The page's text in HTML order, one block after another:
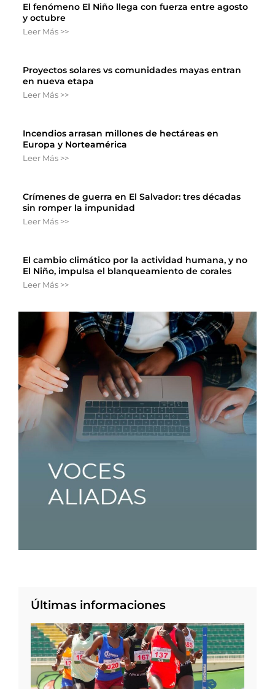
El fenómeno El Niño llega con fuerza entre agosto
y octubre
Leer Más >>
Proyectos solares vs comunidades mayas entran
en nueva etapa
Leer Más >>
Incendios arrasan millones de hectáreas en
Europa y Norteamérica
Leer Más >>
Crímenes de guerra en El Salvador: tres décadas
sin romper la impunidad
Leer Más >>
El cambio climático por la actividad humana, y no
El Niño, impulsa el blanqueamiento de corales
Leer Más >>
Últimas informaciones